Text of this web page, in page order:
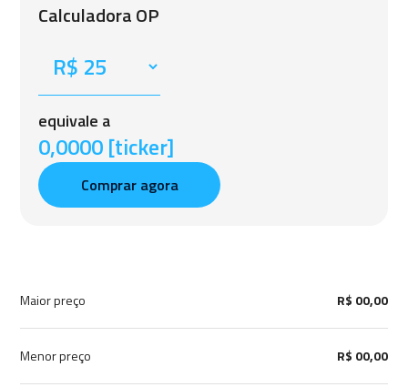
Calculadora OP
equivale a
0,0000 [ticker]
Comprar agora
Maior preço R$ 00,00
Menor preço R$ 00,00